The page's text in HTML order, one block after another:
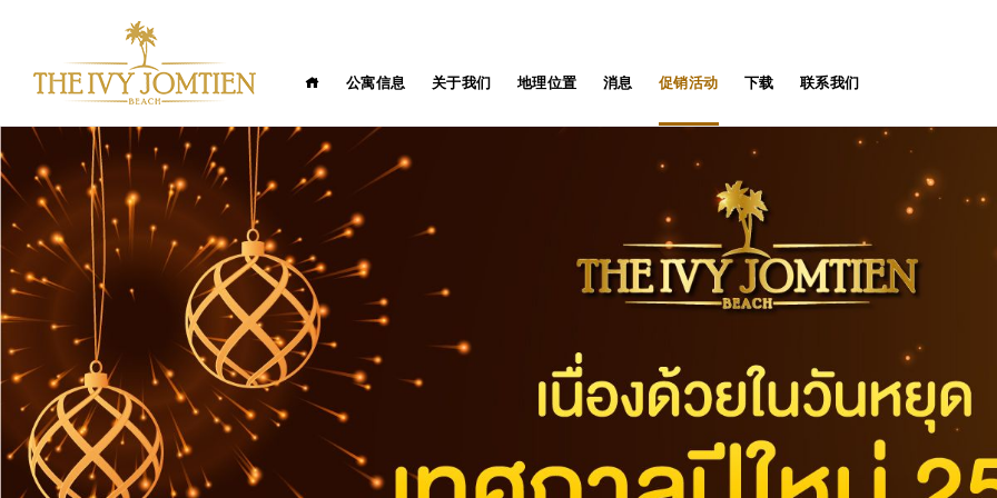
公寓信息 关于我们 地理位置 消息 促销活动 下载 联系我们